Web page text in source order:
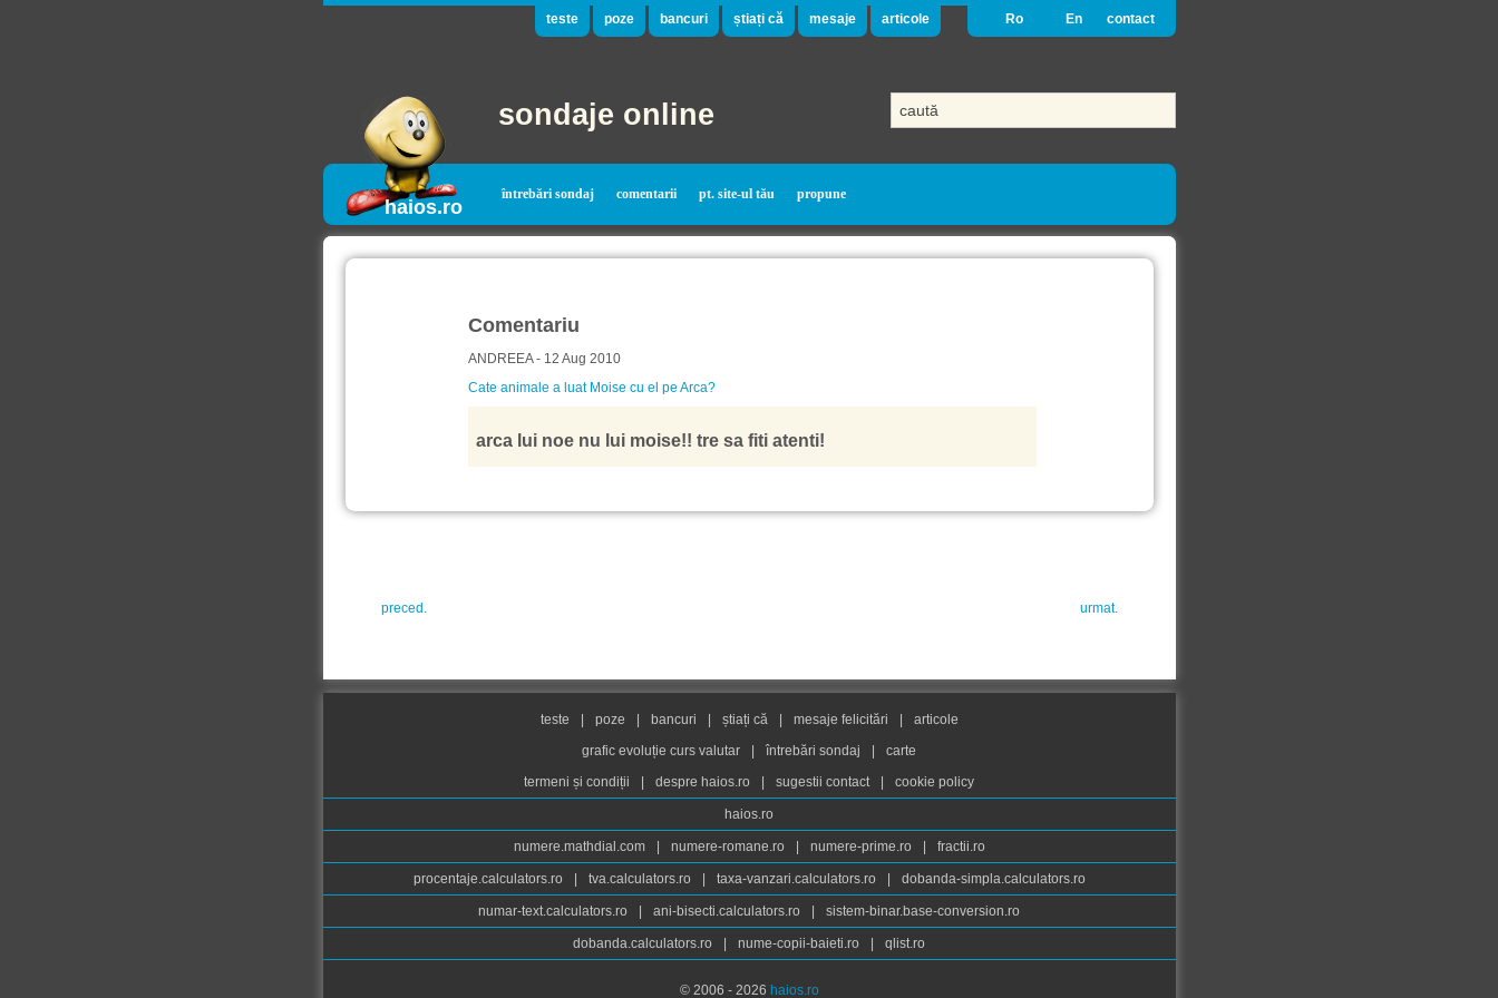
teste poze bancuri știați că mesaje articole Ro En contact
sondaje online
haios.ro
întrebări sondaj comentarii pt. site-ul tău propune
Comentariu
ANDREEA - 12 Aug 2010
Cate animale a luat Moise cu el pe Arca?
arca lui noe nu lui moise!! tre sa fiti atenti!
preced. urmat.
teste poze bancuri știați că mesaje felicitări
articole
grafic evoluție curs valutar
întrebări sondaj
carte
termeni și condiții
despre haios.ro sugestii contact cookie policy
haios.ro
numere.mathdial.com numere-romane.ro numere-prime.ro fractii.ro
procentaje.calculators.ro tva.calculators.ro taxa-vanzari.calculators.ro dobanda-simpla.calculators.ro
numar-text.calculators.ro ani-bisecti.calculators.ro sistem-binar.base-conversion.ro
dobanda.calculators.ro nume-copii-baieti.ro qlist.ro
© 2006 - 2026 haios.ro